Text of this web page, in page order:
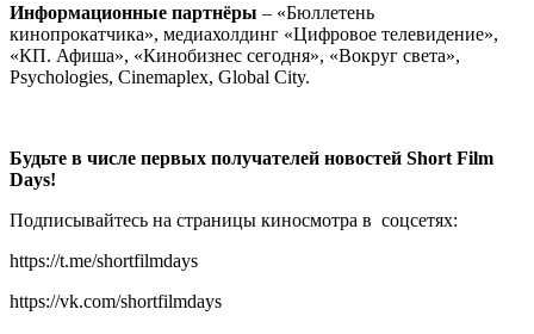
Информационные партнёры – «Бюллетень
кинопрокатчика», медиахолдинг «Цифровое телевидение»,
«КП. Афиша», «Кинобизнес сегодня», «Вокруг света»,
Psychologies, Cinemaplex, Global City.
Будьте в числе первых получателей новостей Short Film
Days!
Подписывайтесь на страницы киносмотра в соцсетях:
https://t.me/shortfilmdays
https://vk.com/shortfilmdays